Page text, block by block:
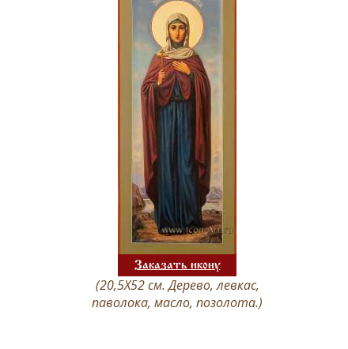
Заказать икону
(20,5Х52 см. Дерево, левкас,
паволока, масло, позолота.)